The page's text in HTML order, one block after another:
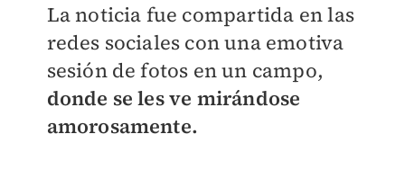
La noticia fue compartida en las
redes sociales con una emotiva
sesión de fotos en un campo,
donde se les ve mirándose
amorosamente.